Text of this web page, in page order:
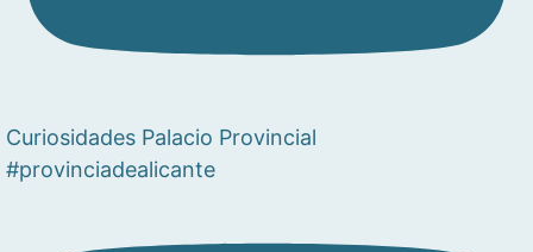
Curiosidades Palacio Provincial
#provinciadealicante